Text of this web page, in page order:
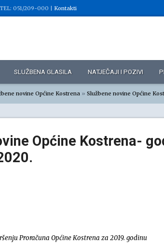
TEL: 051/209-000 | Kontakti
SLUŽBENA GLASILA NATJEČAJI I POZIVI
novine Općine Kostrena » Službene novine Općine
Općine Kostrena-
Proračuna Općine Kostrena za 2019. godinu